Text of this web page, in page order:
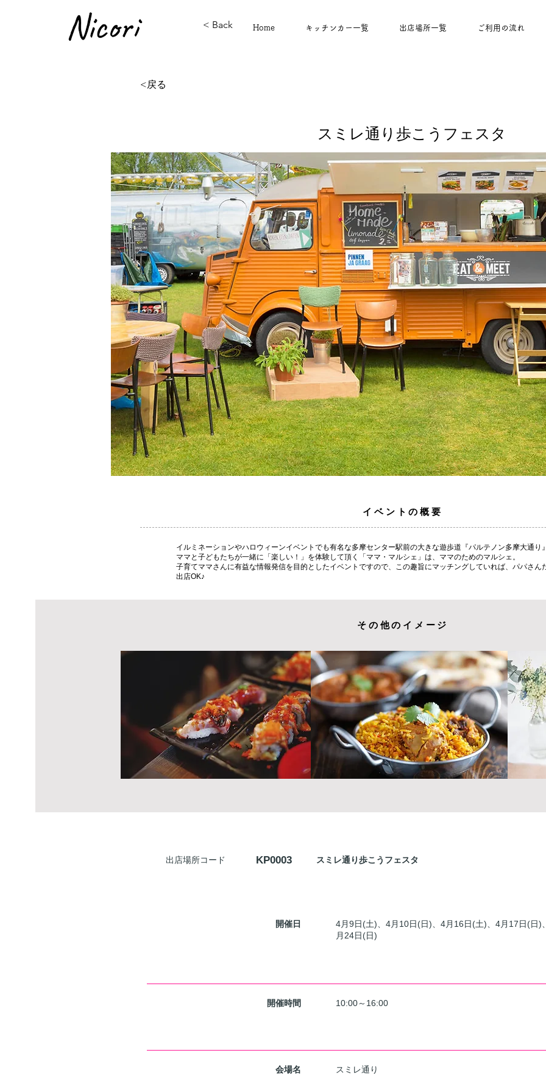
Home キッチンカー一覧 出店場所一覧 ご利用の流れ
Nicori
イベントの概要
Previous
アピールポイント入れる。アピールポイント入れる。アピールポイント入れる。アピールポイント入れる。アピ
ルポイント入れる。アピールポイント入れる。アピールポイント入れる。アピールポイント入れる。アピールポ
ント入れる。アピールポイント入れる。アピールポイント入れる。アピールポイント入れる。アピールポイント
れる。
その他のイメージ
< Back
<戻る
スミレ通り歩こうフェスタ
イベントの概要
イルミネーションやハロウィーンイベントでも有名な多摩センター駅前の大きな遊歩道『パルテノン多摩大通り
ママと子どもたちが一緒に「楽しい！」を体験して頂く「ママ・マルシェ」は、ママのためのマルシェ。
子育てママさんに有益な情報発信を目的としたイベントですので、この趣旨にマッチングしていれば、パパさん
出店OK♪
その他のイメージ
出店場所コード KP0003 スミレ通り歩こうフェスタ
開催日
4月9日(土)、4月10日(日)、4月16日(土)、4月17日(日)
月24日(日)
開催時間 10:00～16:00
会場名 スミレ通り